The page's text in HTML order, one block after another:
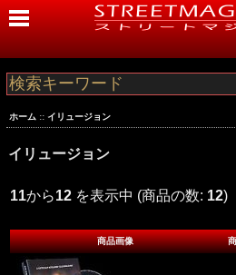
ホーム :: イリュージョン
イリュージョン
11から12 を表示中 (商品の数: 12)
商品画像